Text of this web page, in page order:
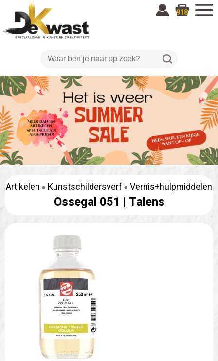
918
Artikelen Kunstschildersverf Vernis+hulpmiddelen
Ossegal 051 | Talens